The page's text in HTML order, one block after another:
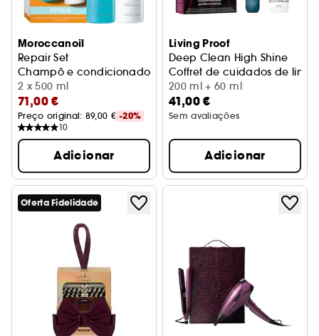
Moroccanoil
Repair Set
Champô e condicionador de reparação
2 x 500 ml
71,00 €
Preço original: 89,00 € -20%
10
Adicionar
Living Proof
Deep Clean High Shine
Coffret de cuidados de
200 ml + 60 ml
41,00 €
Sem avaliações
Adicionar
Oferta Fidelidade